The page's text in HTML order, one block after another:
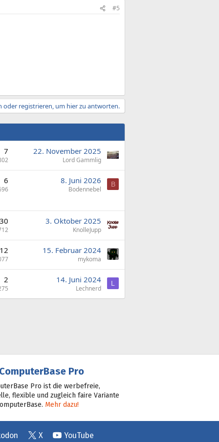
#5
oder registrieren, um hier zu antworten.
7 22. November 2025
Lord Gammlig
6 8. Juni 2026
Bodennebel
B
30 3. Oktober 2025
KnolleJupp
12 15. Februar 2024
mykoma
2 14. Juni 2024
Lechnerd
L
ComputerBase Pro
Pro ist die werbefreie,
flexible und zugleich faire Variante
Mehr dazu!
X YouTube